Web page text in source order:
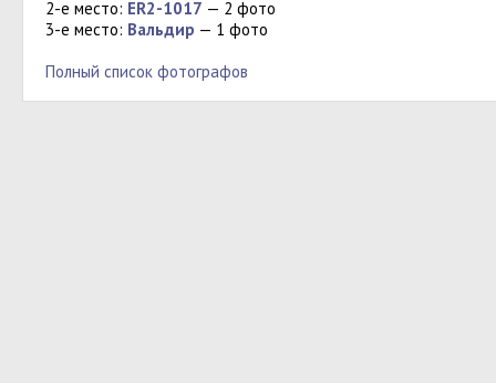
2-е место: ER2-1017 — 2 фото
3-е место: Вальдир — 1 фото
Полный список фотографов